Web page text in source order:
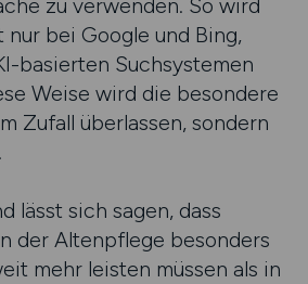
zu verwenden. So wird
bei Google und Bing,
basierten Suchsystemen
Weise wird die besondere
Zufall überlassen, sondern
lässt sich sagen, dass
der Altenpflege besonders
mehr leisten müssen als in